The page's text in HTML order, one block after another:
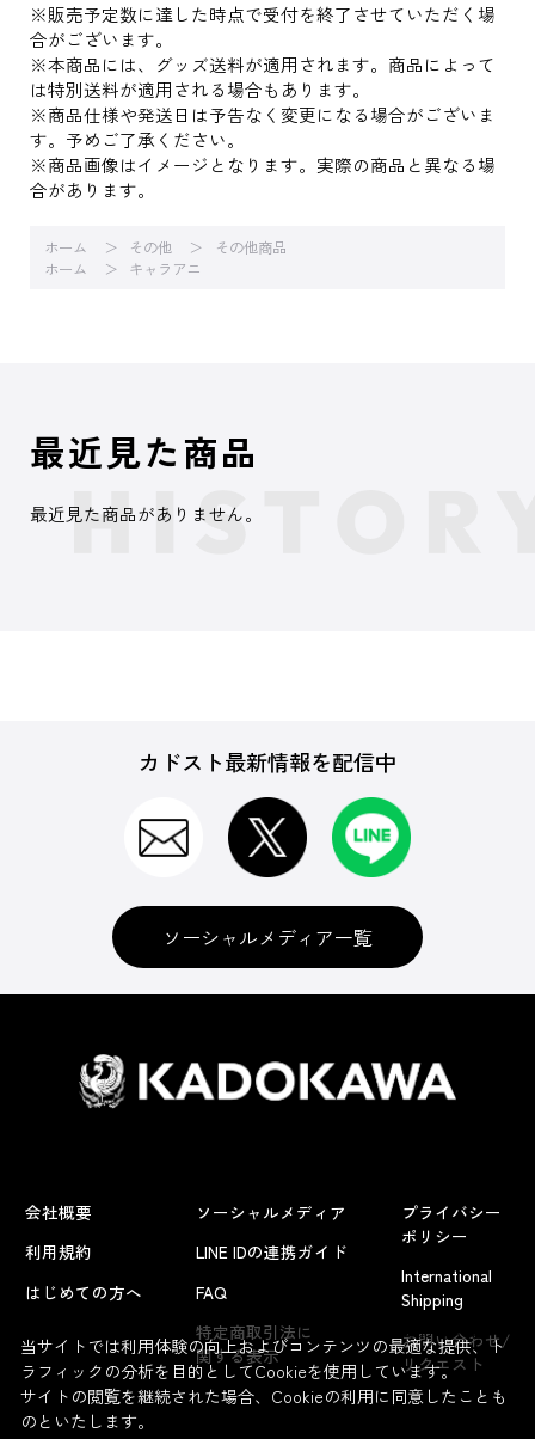
※販売予定数に達した時点で受付を終了させていただく場
合がございます。
※本商品には、グッズ送料が適用されます。商品によって
は特別送料が適用される場合もあります。
※商品仕様や発送日は予告なく変更になる場合がございま
す。予めご了承ください。
※商品画像はイメージとなります。実際の商品と異なる場
合があります。
ホーム その他
その他商品
ホーム
キャラアニ
よくあるお問い合わせ
最近見た商品
最近見た商品がありません。
カドスト最新情報を配信中
ソーシャルメディア一覧
会社概要
利用規約
はじめての方へ
ソーシャルメディア
LINE IDの連携ガイド
FAQ
特定商取引法に
関する表示
プライバシー
ポリシー
International
Shipping
お問い合わせ/
リクエスト
当サイトでは利用体験の向上およびコンテンツの最適な提供、ト
ラフィックの分析を目的としてCookieを使用しています。
サイトの閲覧を継続された場合、Cookieの利用に同意したことも
のといたします。